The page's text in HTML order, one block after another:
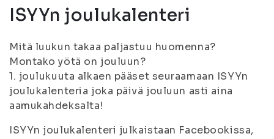
ISYYn joulukalenteri
Mitä luukun takaa paljastuu huomenna?
Montako yötä on jouluun?
1. joulukuuta alkaen pääset seuraamaan ISYYn
joulukalenteria joka päivä jouluun asti aina
aamukahdeksalta!
ISYYn joulukalenteri julkaistaan Facebookissa,